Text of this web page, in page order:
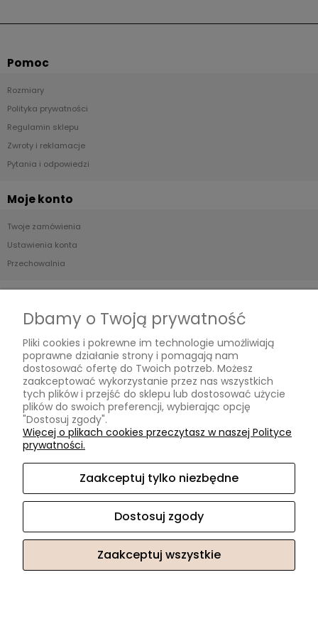
Pomoc
Rozmiary
Polityka prywatności
Regulamin sklepu
Zwroty i reklamacje
Pytania i odpowiedzi
Moje konto
Twoje zamówienia
Ustawienia konta
Przechowalnia
Formy płatności
Czas i koszty dostawy
Czas realizacji zamówienia
Informacje
O nas
Kontakt
Dbamy o Twoją prywatność
Pliki cookies i pokrewne im technologie umożliwiają
poprawne działanie strony i pomagają nam
dostosować ofertę do Twoich potrzeb. Możesz
zaakceptować wykorzystanie przez nas wszystkich
tych plików i przejść do sklepu lub dostosować użycie
plików do swoich preferencji, wybierając opcję
"Dostosuj zgody".
Więcej o plikach cookies przeczytasz w naszej Polityce
prywatności.
Zaakceptuj tylko niezbędne
Dostosuj zgody
Zaakceptuj wszystkie